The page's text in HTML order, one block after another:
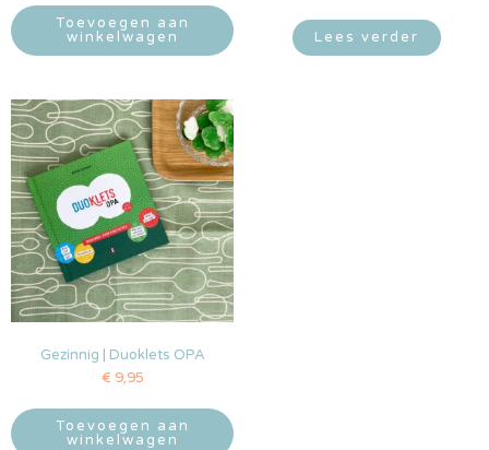
Toevoegen aan
winkelwagen
Lees verder
Gezinnig | Duoklets OPA
€ 9,95
Toevoegen aan
winkelwagen